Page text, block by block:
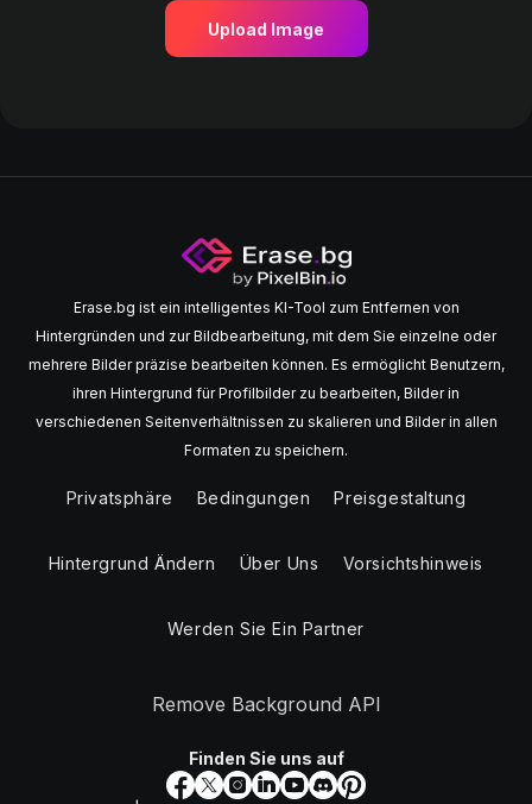
Upload Image
Erase.bg ist ein intelligentes KI-Tool zum Entfernen von
Hintergründen und zur Bildbearbeitung, mit dem Sie einzelne oder
mehrere Bilder präzise bearbeiten können. Es ermöglicht Benutzern,
ihren Hintergrund für Profilbilder zu bearbeiten, Bilder in
verschiedenen Seitenverhältnissen zu skalieren und Bilder in allen
Formaten zu speichern.
Privatsphäre Bedingungen Preisgestaltung
Hintergrund Ändern Über Uns Vorsichtshinweis
Werden Sie Ein Partner
Remove Background API
Finden Sie uns auf